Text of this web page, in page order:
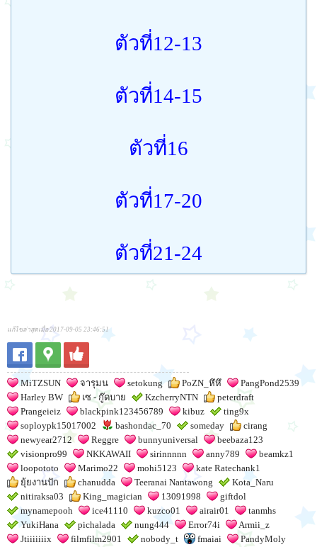
ตัวที่12-13
ตัวที่14-15
ตัวที่16
ตัวที่17-20
ตัวที่21-24
แก้ไขล่าสุดเมื่อ 2017-09-05 23:46:51
MiTZSUN จารุมน setokung PoZN_หึหึ
PangPond2539
Harley BW
เซ - กู๊ดบาย KzcherryNTN
peterdraft
Prangeieiz
blackpink123456789 kibuz
ting9x
soploypk15017002
bashondac_70 someday
cirang
newyear2712
Reggre bunnyuniversal
beebaza123
visionpro99
NKKAWAII sirinnnnn anny789
beamkz1
loopototo
Marimo22 mohi5123
kate Ratechank1
ยุ้ยงานปัก
chanudda Teeranai Nantawong
Kota_Naru
nitiraksa03
King_magician 13091998
giftdol
mynamepooh
ice41110 kuzco01 airair01
tanmhs
YukiHana
pichalada nung444 Error74i
Armii_z
Jtiiiiiiix
filmfilm2901 nobody_t fmaiai
PandyMoly